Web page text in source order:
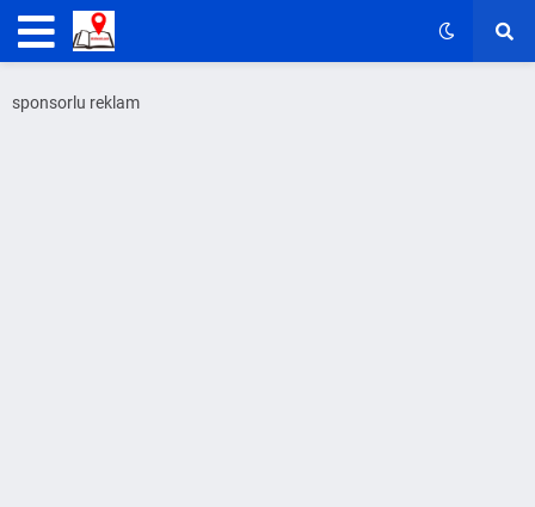
sponsorlu reklam